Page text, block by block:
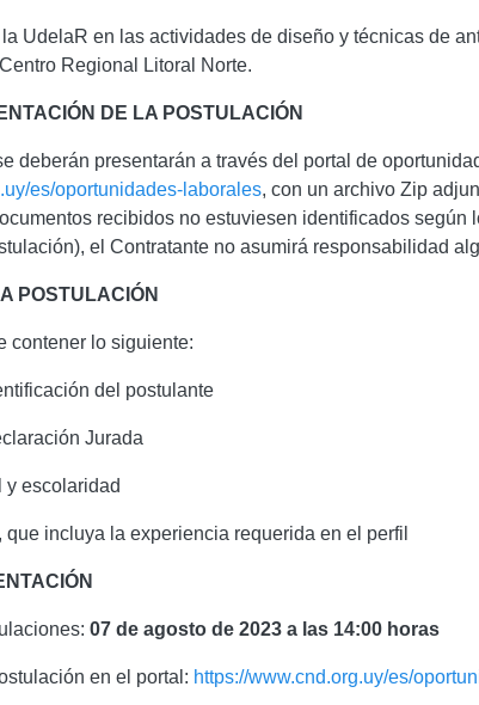
UdelaR en las actividades de diseño y técnicas de
Regional Litoral Norte.
DE LA POSTULACIÓN
deberán presentarán a través del portal de
es/oportunidades-laborales, con un archivo Zip
recibidos no estuviesen identificados según
el Contratante no asumirá responsabilidad
POSTULACIÓN
contener lo siguiente:
del postulante
Jurada
y escolaridad
incluya la experiencia requerida en el perfil
07 de agosto de 2023 a las 14:00 horas
en el portal: https://www.cnd.org.uy/es/